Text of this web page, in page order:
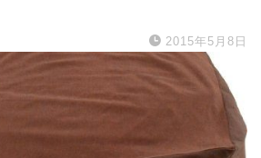
2015年5月8日